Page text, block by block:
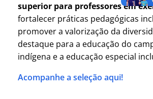
superior para professores em
fortalecer práticas pedagógicas
promover a valorização da
destaque para a educação do
indígena e a educação especial
Acompanhe a seleção aqui!